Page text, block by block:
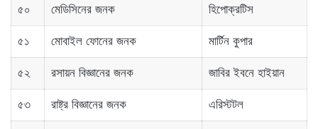
৫০ মেডিসিনের জনক হিপোক্রটিস
৫১ মোবাইল ফোনের জনক মার্টিন কুপার
৫২ রসায়ন বিজ্ঞানের জনক জাবির ইবনে হাইয়ান
৫৩ রাষ্ট্র বিজ্ঞানের জনক এরিস্টটল